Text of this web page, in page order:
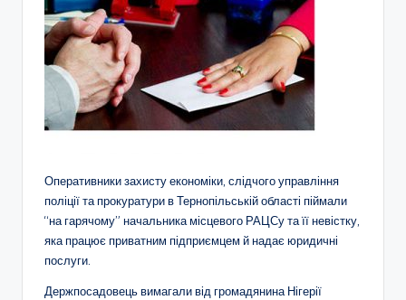
Оперативники захисту економіки, слідчого управління
поліції та прокуратури в Тернопільській області піймали
“на гарячому” начальника місцевого РАЦСу та її невістку,
яка працює приватним підприємцем й надає юридичні
послуги.
Держпосадовець вимагали від громадянина Нігерії